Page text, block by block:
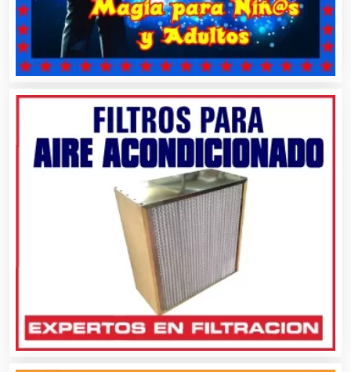
Artículos de Oficina
Artículos de Piel
Artículos Deportivos
Artículos Importados
Artículos para el Hogar
Artículos para Regalos
Artículos Personales